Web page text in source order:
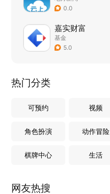
0.0
嘉实财富
基金
5.0
热门分类
可预约 视频
角色扮演 动作冒险
棋牌中心 生活
网友热搜